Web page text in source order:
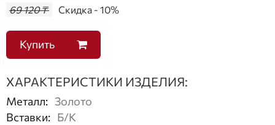
69 120 ₸ Скидка - 10%
Купить
ХАРАКТЕРИСТИКИ ИЗДЕЛИЯ:
Металл: Золото
Вставки: Б/К